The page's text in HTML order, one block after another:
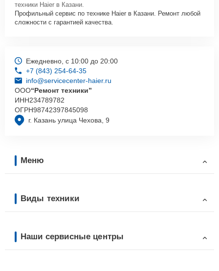
техники Haier в Казани.
Профильный сервис по технике Haier в Казани. Ремонт любой
сложности с гарантией качества.
г. Казань улица Чехова, 9
Ежедневно, с 10:00 до 20:00
+7 (843) 254-64-35
info@servicecenter-haier.ru
ООО“Ремонт техники”
ИНН234789782
ОГРН98742397845098
Меню
Виды техники
Наши сервисные центры